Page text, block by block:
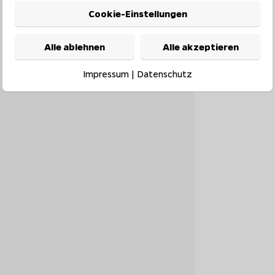
Cookie-Einstellungen
Alle ablehnen Alle akzeptieren
Impressum | Datenschutz